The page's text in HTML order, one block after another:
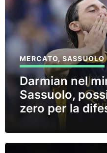
MERCATO,SASSUOLO
Darmian nel
Sassuolo,
zero per la